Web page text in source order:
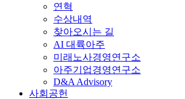
연혁
수상내역
찾아오시는 길
AI 대륙아주
미래노사경영연구소
아주기업경영연구소
D&A Advisory
사회공헌